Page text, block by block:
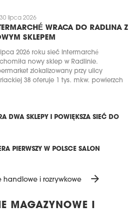
30 lipca 2026
WRACA DO RADLINA Z
SKLEPEM
2026 roku sieć Intermarché
nowy sklep w Radlinie.
zlokalizowany przy ulicy
38 oferuje 1 tys. mkw. powierzch
DWA SKLEPY I POWIĘKSZA SIEĆ DO
PIERWSZY W POLSCE SALON
handlowe i rozrywkowe arrow_forward
MAGAZYNOWE I